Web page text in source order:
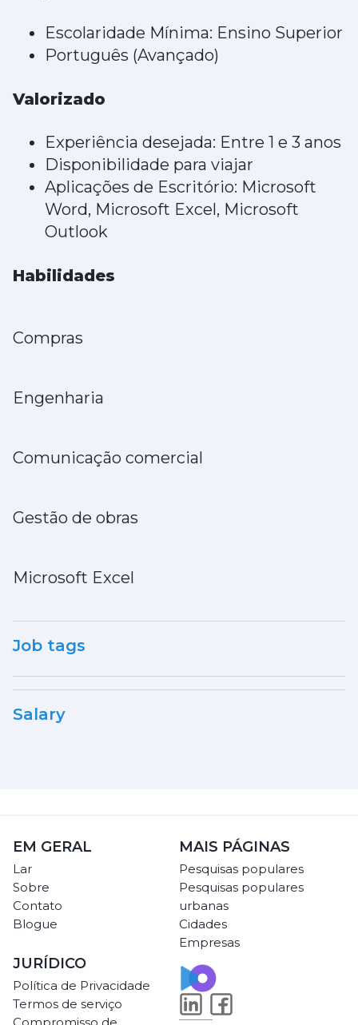
Escolaridade Mínima: Ensino Superior
Português (Avançado)
Valorizado
Experiência desejada: Entre 1 e 3 anos
Disponibilidade para viajar
Aplicações de Escritório: Microsoft
Word, Microsoft Excel, Microsoft
Outlook
Habilidades
Compras
Engenharia
Comunicação comercial
Gestão de obras
Microsoft Excel
Job tags
Salary
EM GERAL
Lar
Sobre
Contato
Blogue
MAIS PÁGINAS
Pesquisas populares
Pesquisas populares
urbanas
Cidades
Empresas
JURÍDICO
Política de Privacidade
Termos de serviço
Compromisso de